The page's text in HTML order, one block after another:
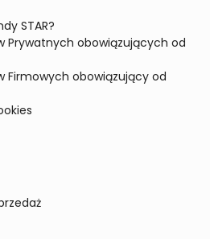
STAR?
Prywatnych obowiązujących od
Firmowych obowiązujący od